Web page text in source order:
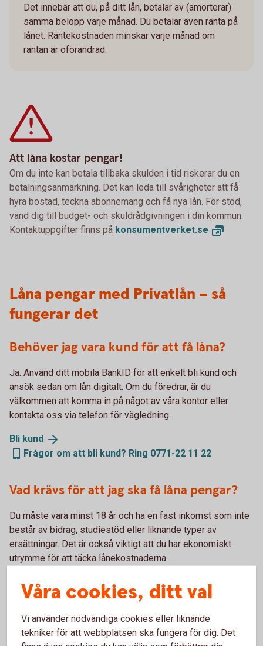
Det innebär att du, på ditt lån, betalar av (amorterar)
samma belopp varje månad. Du betalar även ränta på
lånet. Räntekostnaden minskar varje månad om
räntan är oförändrad.
Att låna kostar pengar!
Om du inte kan betala tillbaka skulden i tid riskerar du en
betalningsanmärkning. Det kan leda till svårigheter att få
hyra bostad, teckna abonnemang och få nya lån. För stöd,
vänd dig till budget- och skuldrådgivningen i din kommun.
Kontaktuppgifter finns på konsumentverket.se
Låna pengar med Privatlån – så
fungerar det
Behöver jag vara kund för att få låna?
Ja. Använd ditt mobila BankID för att enkelt bli kund och
ansök sedan om lån digitalt. Om du föredrar, är du
välkommen att komma in på något av våra kontor eller
kontakta oss via telefon för vägledning.
Bli kund
Frågor om att bli kund? Ring 0771-22 11 22
Vad krävs för att jag ska få låna pengar?
Du måste vara minst 18 år och ha en fast inkomst som inte
består av bidrag, studiestöd eller liknande typer av
ersättningar. Det är också viktigt att du har ekonomiskt
utrymme för att täcka lånekostnaderna.
ansökan tas en kreditupplysning.
Vad får jag för ränta på lånet?
Våra cookies, ditt val
Vi använder nödvändiga cookies eller liknande
tekniker för att webbplatsen ska fungera för dig. Det